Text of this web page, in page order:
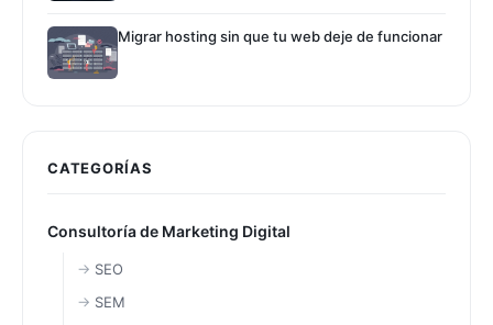
Migrar hosting sin que tu web deje de funcionar
CATEGORÍAS
Consultoría de Marketing Digital
SEO
SEM